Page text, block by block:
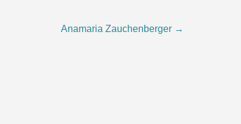
Anamaria Zauchenberger →